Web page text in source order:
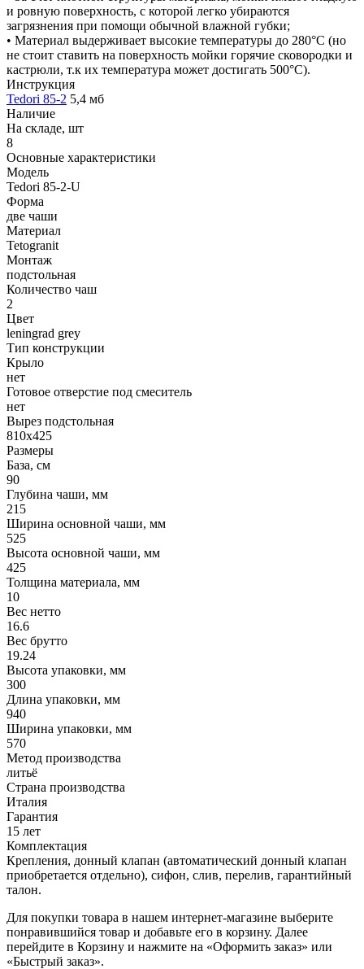
и ровную поверхность, с которой легко убираются
загрязнения при помощи обычной влажной губки;
• Материал выдерживает высокие температуры до 280°С (но
не стоит ставить на поверхность мойки горячие сковородки и
кастрюли, т.к их температура может достигать 500°С).
Инструкция
Tedori 85-2 5,4 мб
Наличие
На складе, шт
8
Основные характеристики
Модель
Tedori 85-2-U
Форма
две чаши
Материал
Tetogranit
Монтаж
подстольная
Количество чаш
2
Цвет
leningrad grey
Тип конструкции
Крыло
нет
Готовое отверстие под смеситель
нет
Вырез подстольная
810x425
Размеры
База, см
90
Глубина чаши, мм
215
Ширина основной чаши, мм
525
Высота основной чаши, мм
425
Толщина материала, мм
10
Вес нетто
16.6
Вес брутто
19.24
Высота упаковки, мм
300
Длина упаковки, мм
940
Ширина упаковки, мм
570
Метод производства
литьё
Страна производства
Италия
Гарантия
15 лет
Комплектация
Крепления, донный клапан (автоматический донный клапан
приобретается отдельно), сифон, слив, перелив, гарантийный
талон.
Для покупки товара в нашем интернет-магазине выберите
понравившийся товар и добавьте его в корзину. Далее
перейдите в Корзину и нажмите на «Оформить заказ» или
«Быстрый заказ».